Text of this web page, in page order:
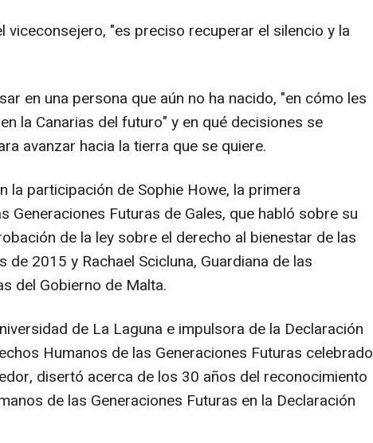
viceconsejero, "es preciso recuperar el silencio y la
en una persona que aún no ha nacido, "en cómo les
la Canarias del futuro" y en qué decisiones se
avanzar hacia la tierra que se quiere.
la participación de Sophie Howe, la primera
Generaciones Futuras de Gales, que habló sobre su
de la ley sobre el derecho al bienestar de las
de 2015 y Rachael Scicluna, Guardiana de las
del Gobierno de Malta.
de La Laguna e impulsora de la Declaración
Humanos de las Generaciones Futuras celebrado
disertó acerca de los 30 años del reconocimiento
de las Generaciones Futuras en la Declaración